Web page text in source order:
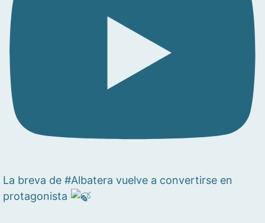
La breva de #Albatera vuelve a convertirse en
protagonista